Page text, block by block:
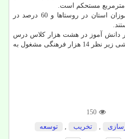
اكنون 40 درصد از دانش آموزان استان در روستاها و 60 درصد در
شمالی 164 هزار دانش آموز در هشت هزار كلاس درس
در 2 هزار و 200 فضای آموزشی زیر نظر 14 هزار فرهنگی مشغول به
150
, تخریب , توسعه